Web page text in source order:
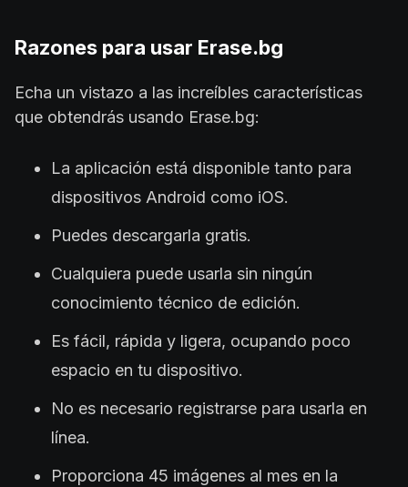
Razones para usar Erase.bg
Echa un vistazo a las increíbles características
que obtendrás usando Erase.bg:
La aplicación está disponible tanto para
dispositivos Android como iOS.
Puedes descargarla gratis.
Cualquiera puede usarla sin ningún
conocimiento técnico de edición.
Es fácil, rápida y ligera, ocupando poco
espacio en tu dispositivo.
No es necesario registrarse para usarla en
línea.
Proporciona 45 imágenes al mes en la